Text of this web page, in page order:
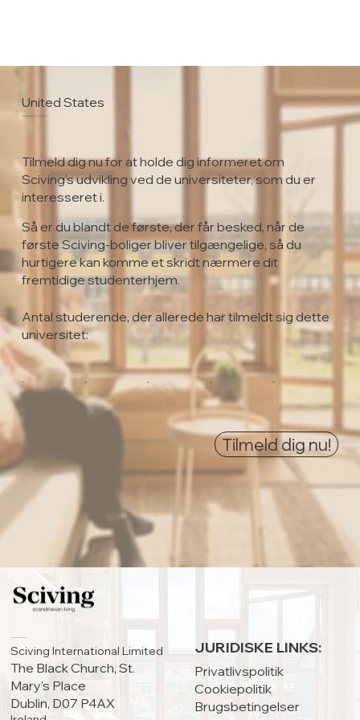
United States
Trinity International University
Tilmeld dig nu for at holde dig informeret om
Sciving's udvikling ved de universiteter, som du er
interesseret i.
Så er du blandt de første, der får besked, når de
første Sciving-boliger bliver tilgængelige, så du
hurtigere kan komme et skridt nærmere dit
fremtidige studenterhjem.
Antal studerende, der allerede har tilmeldt sig dette
universitet:
0
0
0
0
0
Tilmeld dig nu!
HOVEDKONTOR:
Sciving International Limited
The Black Church, St.
Mary's Place
Dublin, D07 P4AX
JURIDISKE LINKS:
Privatlivspolitik
Cookiepolitik
Brugsbetingelser